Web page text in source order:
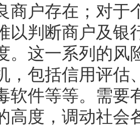
商户存在；对于
以判断商户及银
。这一系列的风
，包括信用评估
软件等等。需要
高度，调动社会